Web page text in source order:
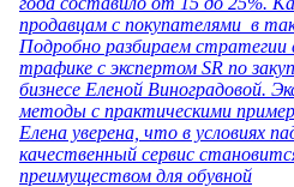
продавцам с покупателями в
Подробно разбираем стратегии
трафике с экспертом SR по
бизнесе Еленой Виноградовой.
методы с практическими
Елена уверена, что в условиях
качественный сервис
преимуществом для обувной